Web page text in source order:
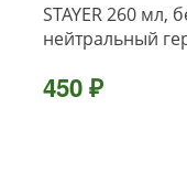
STAYER 260 мл,
нейтральный
450 ₽